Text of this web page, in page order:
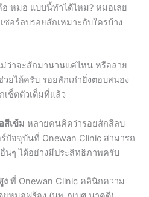
ว่าจะสักมานานแค่ไหน หรือลาย
ยได้ครับ รอยสักเก่ายิ่งตอบสนอง
สีเข้มหลายคนคิดว่ารอยสักสีลบ
ปัจจุบันที่ Onewan Clinic สามารถ
งที่ Onewan Clinic คลินิกความ
หมอฟร้อง (นพ.ภูเบศ นาคดี)
ครั้งครับ